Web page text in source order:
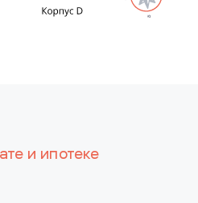
и ипотеке